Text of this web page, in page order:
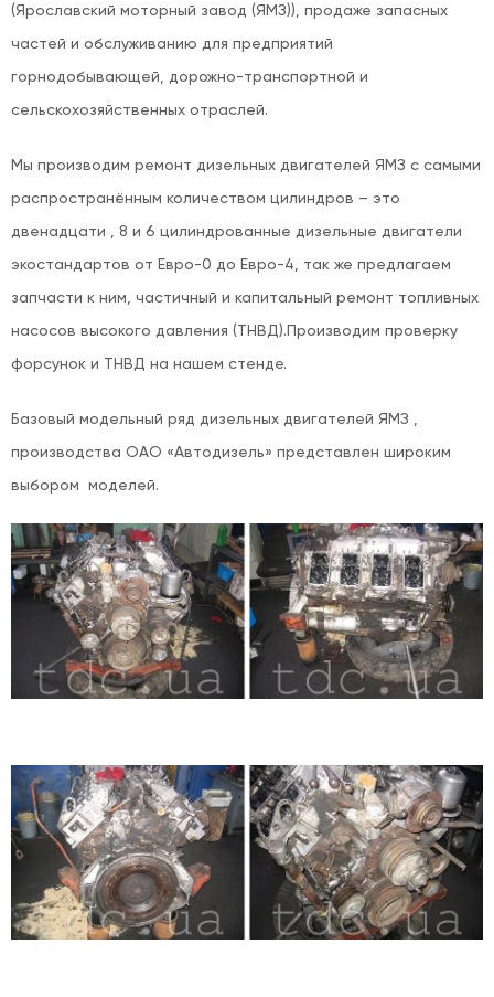
(Ярославский моторный завод (ЯМЗ)), продаже запасных
частей и обслуживанию для предприятий
горнодобывающей, дорожно-транспортной и
сельскохозяйственных отраслей.
Мы производим ремонт дизельных двигателей ЯМЗ с самыми
распространённым количеством цилиндров – это
двенадцати , 8 и 6 цилиндрованные дизельные двигатели
экостандартов от Евро-0 до Евро-4, так же предлагаем
запчасти к ним, частичный и капитальный ремонт топливных
насосов высокого давления (ТНВД).Производим проверку
форсунок и ТНВД на нашем стенде.
Базовый модельный ряд дизельных двигателей ЯМЗ ,
производства ОАО «Автодизель» представлен широким
выбором моделей.